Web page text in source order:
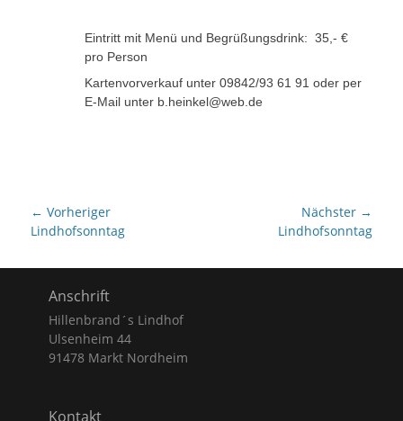
Eintritt mit Menü und Begrüßungsdrink: 35,- €
pro Person
Kartenvorverkauf unter 09842/93 61 91 oder per
E-Mail unter b.heinkel@web.de
Beitragsnavigation
← Vorheriger
Vorheriger
Lindhofsonntag
Nächster →
Lindhofsonntag
Anschrift
Hillenbrand´s Lindhof
Ulsenheim 44
91478 Markt Nordheim
Kontakt